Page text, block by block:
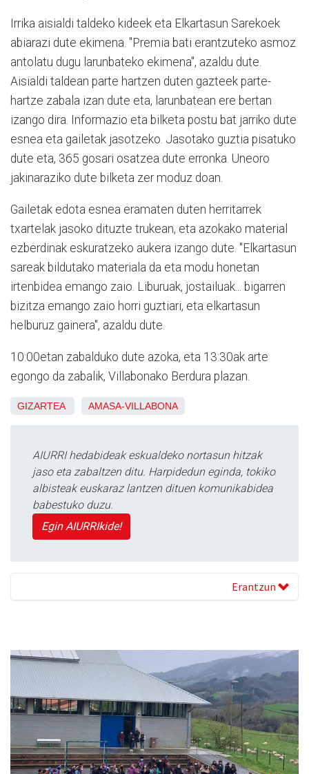
Irrika aisialdi taldeko kideek eta Elkartasun Sarekoek
abiarazi dute ekimena. "Premia bati erantzuteko asmoz
antolatu dugu larunbateko ekimena", azaldu dute.
Aisialdi taldean parte hartzen duten gazteek parte-
hartze zabala izan dute eta, larunbatean ere bertan
izango dira. Informazio eta bilketa postu bat jarriko dute
esnea eta gailetak jasotzeko. Jasotako guztia pisatuko
dute eta, 365 gosari osatzea dute erronka. Uneoro
jakinaraziko dute bilketa zer moduz doan.
Gailetak edota esnea eramaten duten herritarrek
txartelak jasoko dituzte trukean, eta azokako material
ezberdinak eskuratzeko aukera izango dute. "Elkartasun
sareak bildutako materiala da eta modu honetan
irtenbidea emango zaio. Liburuak, jostailuak... bigarren
bizitza emango zaio horri guztiari, eta elkartasun
helburuz gainera", azaldu dute.
10:00etan zabalduko dute azoka, eta 13:30ak arte
egongo da zabalik, Villabonako Berdura plazan.
GIZARTEA AMASA-VILLABONA
AIURRI hedabideak eskualdeko nortasun hitzak
jaso eta zabaltzen ditu. Harpidedun eginda, tokiko
albisteak euskaraz lantzen dituen komunikabidea
babestuko duzu.
Egin AIURRIkide!
Erantzun